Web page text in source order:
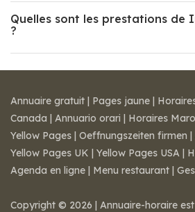
Quelles sont les prestations de
?
Annuaire gratuit | Pages jaune |
Canada | Annuario orari | Horaires
Yellow Pages | Oeffnungszeiten firmen |
Yellow Pages UK | Yellow Pages USA |
Agenda en ligne | Menu restaurant |
Copyright © 2026 | Annuaire-horaire est